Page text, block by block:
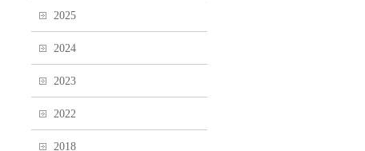
2025
2024
2023
2022
2018